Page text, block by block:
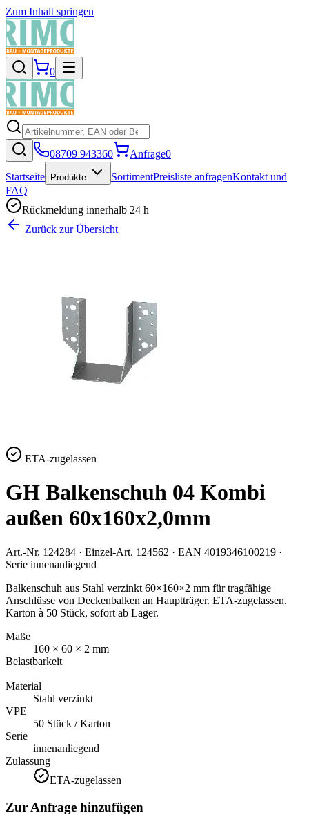
Zum Inhalt springen
0
08709 943360 Anfrage0
Startseite
Produkte SortimentPreisliste anfragenKontakt und
FAQ
Rückmeldung innerhalb 24 h
Zurück zur Übersicht
ETA-zugelassen
GH Balkenschuh 04 Kombi
außen 60x160x2,0mm
Art.-Nr. 124284 · Einzel-Art. 124562 · EAN 4019346100219 ·
Serie innenanliegend
Balkenschuh aus Stahl verzinkt 60×160×2 mm für tragfähige
Anschlüsse von Deckenbalken an Hauptträger. ETA-zugelassen.
Karton à 50 Stück, sofort ab Lager.
Maße
160 × 60 × 2 mm
Belastbarkeit
–
Material
Stahl verzinkt
VPE
50 Stück / Karton
Serie
innenanliegend
Zulassung
ETA-zugelassen
Zur Anfrage hinzufügen